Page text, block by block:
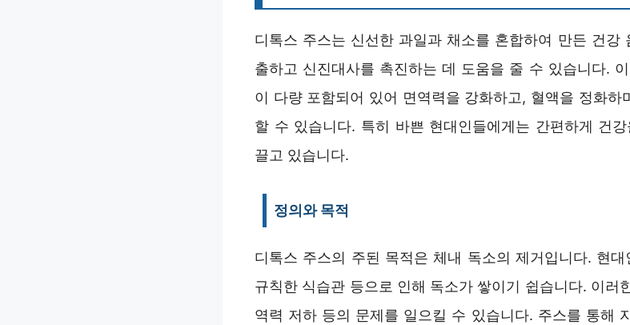
디톡스 주스는 신선한 과일과 채소를 혼합하여 만든 건강
출하고 신진대사를 촉진하는 데 도움을 줄 수 있습니다.
이 다량 포함되어 있어 면역력을 강화하고, 혈액을 정화하
할 수 있습니다. 특히 바쁜 현대인들에게는 간편하게 건
끌고 있습니다.
정의와 목적
디톡스 주스의 주된 목적은 체내 독소의 제거입니다. 현
규칙한 식습관 등으로 인해 독소가 쌓이기 쉽습니다. 이러
역력 저하 등의 문제를 일으킬 수 있습니다. 주스를 통해